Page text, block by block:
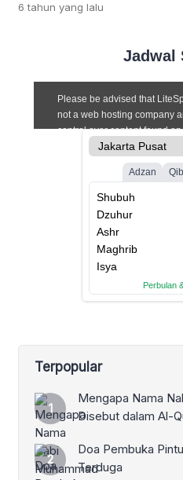
6 tahun yang lalu
Jadwal
Terpopular
Mengapa Nama
Disebut dalam Al-
Doa Pembuka
Terduga